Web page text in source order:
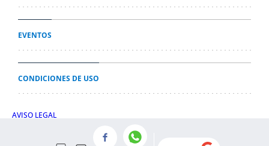
EVENTOS
CONDICIONES DE USO
AVISO LEGAL